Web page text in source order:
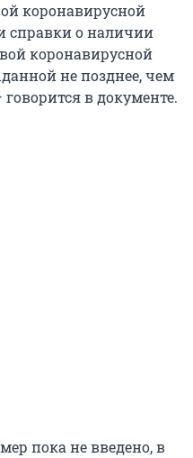
коронавирусной
справки о наличии
коронавирусной
не позднее, чем
говорится в документе.
пока не введено, в